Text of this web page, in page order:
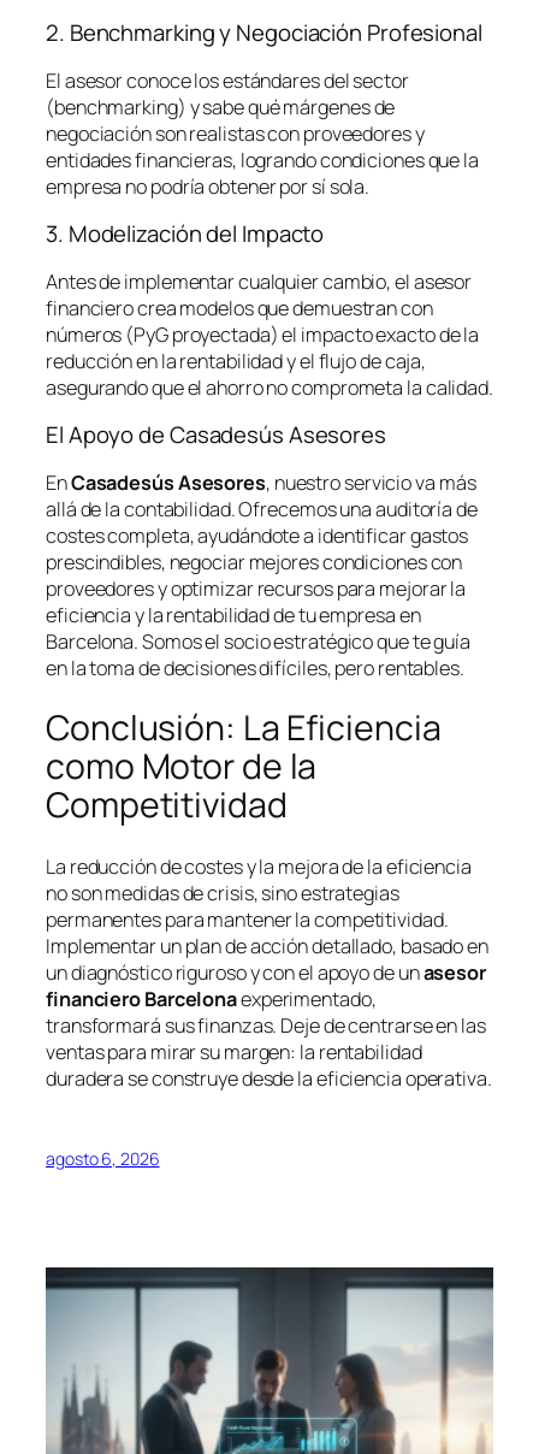
2. Benchmarking y Negociación Profesional
El asesor conoce los estándares del sector
(benchmarking) y sabe qué márgenes de
negociación son realistas con proveedores y
entidades financieras, logrando condiciones que la
empresa no podría obtener por sí sola.
3. Modelización del Impacto
Antes de implementar cualquier cambio, el asesor
financiero crea modelos que demuestran con
números (PyG proyectada) el impacto exacto de la
reducción en la rentabilidad y el flujo de caja,
asegurando que el ahorro no comprometa la calidad.
El Apoyo de Casadesús Asesores
EnCasadesús Asesores, nuestro servicio va más
allá de la contabilidad. Ofrecemos una auditoría de
costes completa, ayudándote a identificar gastos
prescindibles, negociar mejores condiciones con
proveedores y optimizar recursos para mejorar la
eficiencia y la rentabilidad de tu empresa en
Barcelona. Somos el socio estratégico que te guía
en la toma de decisiones difíciles, pero rentables.
Conclusión: La Eficiencia
como Motor de la
Competitividad
La reducción de costes y la mejora de la eficiencia
no son medidas de crisis, sino estrategias
permanentes para mantener la competitividad.
Implementar un plan de acción detallado, basado en
un diagnóstico riguroso y con el apoyo de unasesor
financiero Barcelonaexperimentado,
transformará sus finanzas. Deje de centrarse en las
ventas para mirar su margen: la rentabilidad
duradera se construye desde la eficiencia operativa.
agosto 6, 2026